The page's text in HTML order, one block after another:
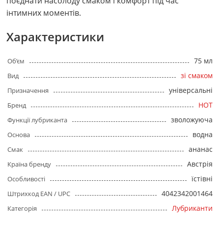
інтимних моментів.
Характеристики
Об’єм 75 мл
Вид зі смаком
Призначення універсальні
Бренд HOT
Функції лубриканта зволожуюча
Основа водна
Смак ананас
Країна бренду Австрія
Особливості їстівні
Штрихкод EAN / UPC 4042342001464
Категорія Лубриканти